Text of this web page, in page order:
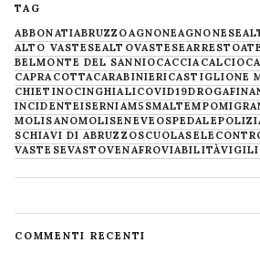
TAG
ABBONATIABRUZZOAGNONEAGNONESE
ALTO VASTESEALTOVASTESEARRESTO
BELMONTE DEL SANNIOCACCIACALCIO
CAPRACOTTACARABINIERICASTIGLIONE
CHIETINOCINGHIALICOVID19DROGA
INCIDENTEISERNIAM5SMALTEMPO
MOLISANOMOLISENEVE OSPEDALE
SCHIAVI DI ABRUZZOSCUOLA
VASTESEVASTOVENAFROVIABILITÀVIGILI
COMMENTI RECENTI